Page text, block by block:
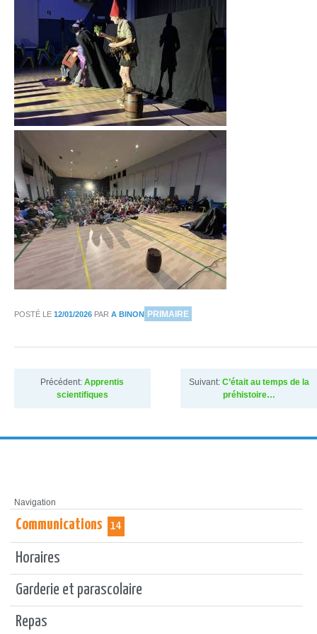
Navigation
Communications 14
Horaires
Garderie et parascolaire
Repas
POSTÉ LE 12/01/2026 PAR A BINONDANS
PRIMAIRE
Précédent:Apprentis
scientifiques
Suivant: C’était au temps de la
préhistoire…